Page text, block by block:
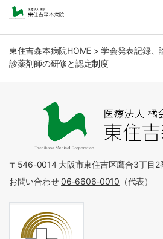
住
吉
森
人
橘
会
東住吉森本病院HOME > 学会発表記録、
診薬剤師の研修と認定制度
〒546-0014 大阪市東住吉区鷹合3丁目2
お問い合わせ06-6606-0010 （代表）